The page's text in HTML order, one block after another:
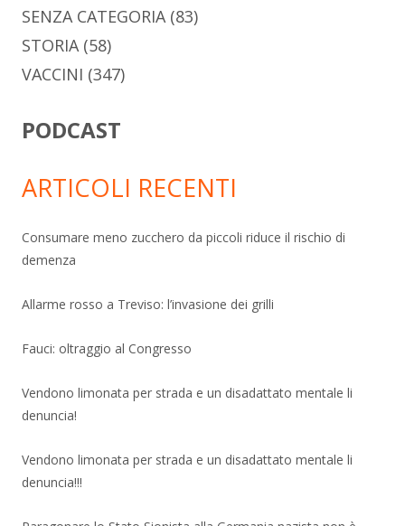
SENZA CATEGORIA(83)
STORIA(58)
VACCINI (347)
PODCAST
ARTICOLI RECENTI
Consumare meno zucchero da piccoli riduce il rischio di
demenza
Allarme rosso a Treviso: l’invasione dei grilli
Fauci: oltraggio al Congresso
Vendono limonata per strada e un disadattato mentale li
denuncia!
Vendono limonata per strada e un disadattato mentale li
denuncia!!!